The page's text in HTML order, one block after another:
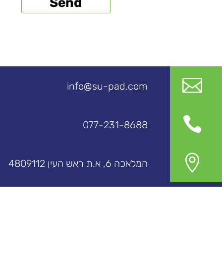

info@su-pad.com

077-231-8688
 המלאכה 6, א.ת ראש העין 4809112